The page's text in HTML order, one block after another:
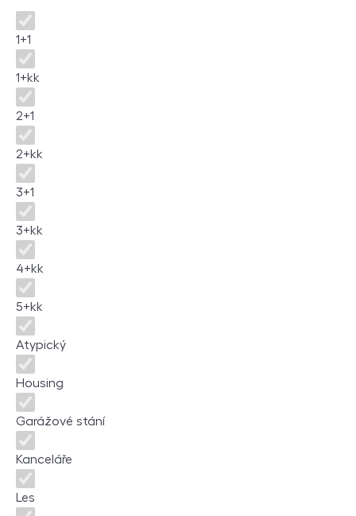
Disposition
1+1
1+kk
2+1
2+kk
3+1
3+kk
4+kk
5+kk
Atypický
Housing
Garážové stání
Kanceláře
Les